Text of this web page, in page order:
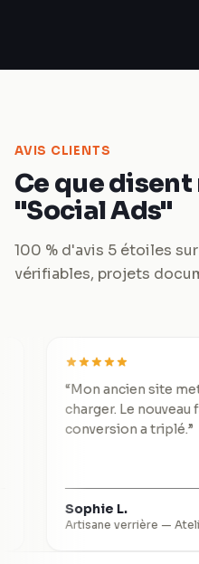
AVIS CLIENTS
Ce que
"Social Ads"
100 % d'avis 5 étoiles
vérifiables, projets
Mon ancien site mettait 8
charger. Le nouveau fait 1.4
conversion a triplé. ”
Sophie L.
Artisane verrière—Atelier Verre